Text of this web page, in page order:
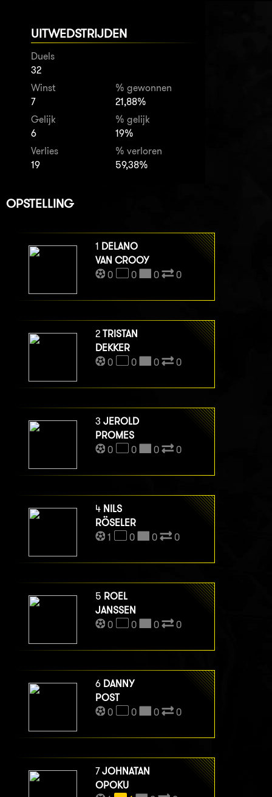
UITWEDSTRIJDEN
Duels
32
Winst
7
% gewonnen
21,88%
Gelijk
6
% gelijk
19%
Verlies
19
% verloren
59,38%
OPSTELLING
1 DELANO
VAN CROOY
0
0 0 0
2 TRISTAN
DEKKER
0
0 0 0
3 JEROLD
PROMES
0
0 0 0
4 NILS
RÖSELER
1
0 0 0
5 ROEL
JANSSEN
0
0 0 0
6 DANNY
POST
0
0 0 0
7JOHNATAN
OPOKU